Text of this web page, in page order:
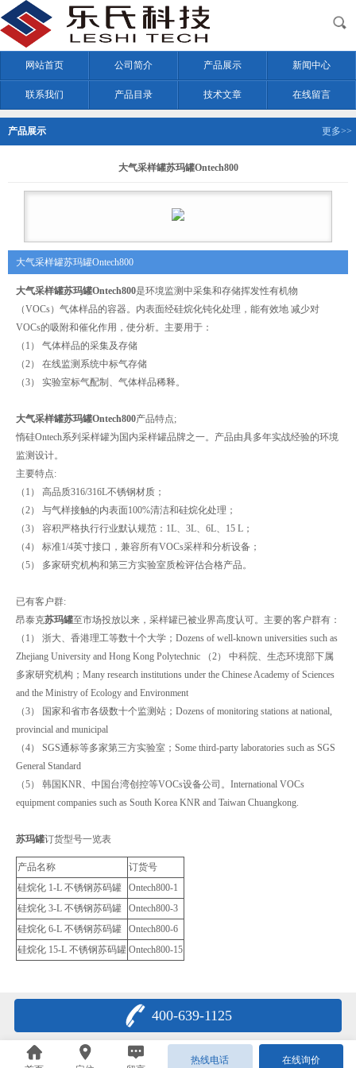
网站首页 公司简介 产品展示 新闻中心
联系我们 产品目录 技术文章 在线留言
产品展示 更多>>
大气采样罐苏玛罐Ontech800
大气采样罐苏玛罐Ontech800
大气采样罐苏玛罐Ontech800是环境监测中采集和存储挥发性有机物
（VOCs）气体样品的容器。内表面经硅烷化钝化处理，能有效地 减少对
VOCs的吸附和催化作用，使分析。主要用于：
（1） 气体样品的采集及存储
（2） 在线监测系统中标气存储
（3） 实验室标气配制、气体样品稀释。
大气采样罐苏玛罐Ontech800产品特点;
惰硅Ontech系列采样罐为国内采样罐品牌之一。产品由具多年实战经验的环境
监测设计。
主要特点:
（1） 高品质316/316L不锈钢材质；
（2） 与气样接触的内表面100%清洁和硅烷化处理；
（3） 容积严格执行行业默认规范：1L、3L、6L、15 L；
（4） 标准1/4英寸接口，兼容所有VOCs采样和分析设备；
（5） 多家研究机构和第三方实验室质检评估合格产品。
已有客户群:
昂泰克苏玛罐至市场投放以来，采样罐已被业界高度认可。主要的客户群有：
（1） 浙大、香港理工等数十个大学；Dozens of well-known universities such as
Zhejiang University and Hong Kong Polytechnic （2） 中科院、生态环境部下属
多家研究机构；Many research institutions under the Chinese Academy of Sciences
and the Ministry of Ecology and Environment
（3） 国家和省市各级数十个监测站；Dozens of monitoring stations at national,
provincial and municipal
（4） SGS通标等多家第三方实验室；Some third-party laboratories such as SGS
General Standard
（5） 韩国KNR、中国台湾创控等VOCs设备公司。International VOCs
equipment companies such as South Korea KNR and Taiwan Chuangkong.
苏玛罐订货型号一览表
产品名称
订货号
硅烷化 1-L 不锈钢苏码罐
Ontech800-1
硅烷化 3-L 不锈钢苏码罐
Ontech800-3
硅烷化 6-L 不锈钢苏码罐
Ontech800-6
硅烷化 15-L 不锈钢苏码罐 Ontech800-15
400-639-1125
热线电话 在线询价